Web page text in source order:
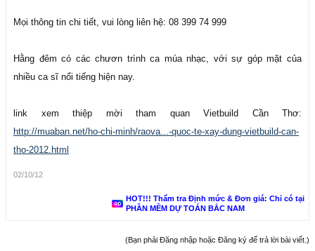
Mọi thông tin chi tiết, vui lòng liên hệ: 08 399 74 999
Hằng đêm có các chươn trình ca múa nhạc, với sự góp mặt của
nhiều ca sĩ nổi tiếng hiện nay.
link xem thiệp mời tham quan Vietbuild Cần Thơ:
http://muaban.net/ho-chi-minh/raova...-quoc-te-xay-dung-vietbuild-can-
tho-2012.html
02/10/12
HOT!!! Thẩm tra Định mức & Đơn giá: Chỉ có tại
PHẦN MỀM DỰ TOÁN BẮC NAM
(Bạn phải Đăng nhập hoặc Đăng ký để trả lời bài viết.)